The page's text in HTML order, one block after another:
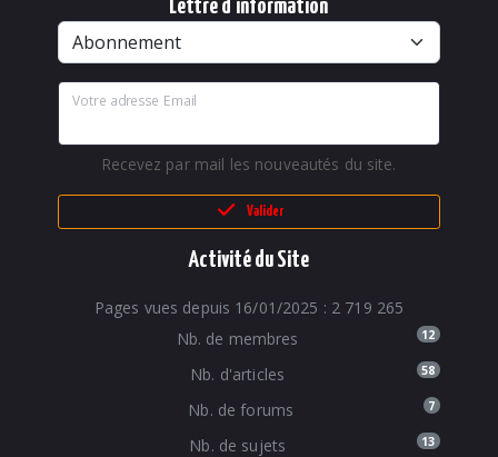
Lettre d'information
Votre adresse Email
Recevez par mail les nouveautés du site.
Valider
Activité du Site
Pages vues depuis 16/01/2025 : 2 719 265
Nb. de membres
12
Nb. d'articles 58
Nb. de forums 7
Nb. de sujets 13